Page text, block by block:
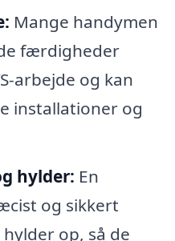
Mange handymen
færdigheder
arbejde og kan
installationer og
hylder: En
og sikkert
op, så de